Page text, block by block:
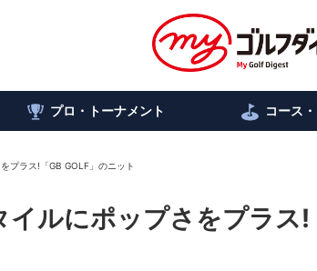
プロ・トーナメント コース
プラス!「GB GOLF」のニット
イルにポップさをプラス